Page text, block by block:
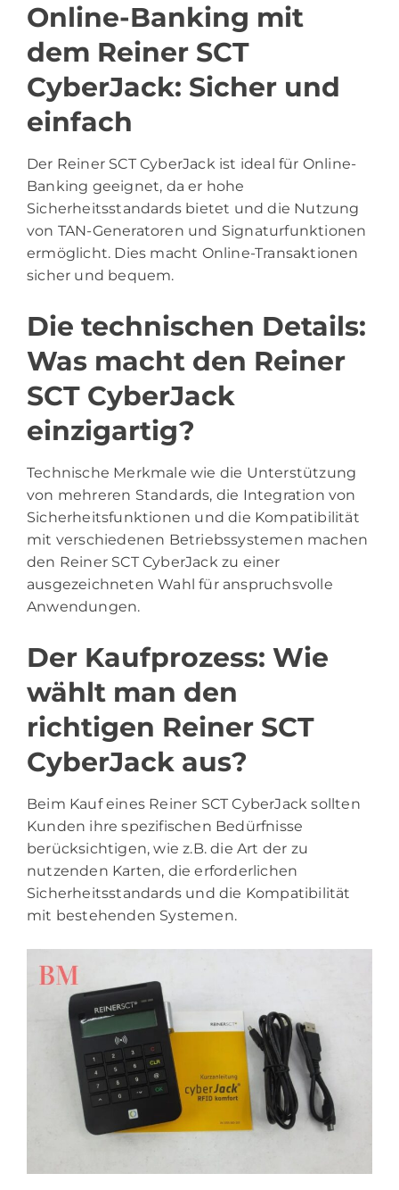
Online-Banking mit
dem Reiner SCT
CyberJack: Sicher und
einfach
Der Reiner SCT CyberJack ist ideal für Online-
Banking geeignet, da er hohe
Sicherheitsstandards bietet und die Nutzung
von TAN-Generatoren und Signaturfunktionen
ermöglicht. Dies macht Online-Transaktionen
sicher und bequem.
Die technischen Details:
Was macht den Reiner
SCT CyberJack
einzigartig?
Technische Merkmale wie die Unterstützung
von mehreren Standards, die Integration von
Sicherheitsfunktionen und die Kompatibilität
mit verschiedenen Betriebssystemen machen
den Reiner SCT CyberJack zu einer
ausgezeichneten Wahl für anspruchsvolle
Anwendungen.
Der Kaufprozess: Wie
wählt man den
richtigen Reiner SCT
CyberJack aus?
Beim Kauf eines Reiner SCT CyberJack sollten
Kunden ihre spezifischen Bedürfnisse
berücksichtigen, wie z.B. die Art der zu
nutzenden Karten, die erforderlichen
Sicherheitsstandards und die Kompatibilität
mit bestehenden Systemen.